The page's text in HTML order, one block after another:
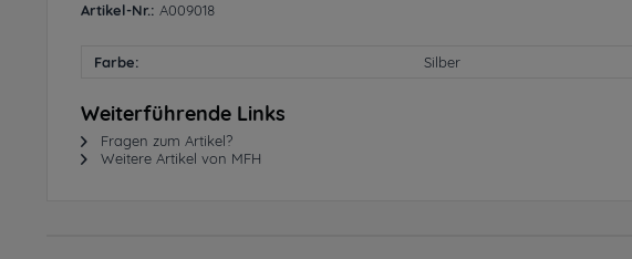
Artikel-Nr.: A009018
Farbe: Silber
Weiterführende Links
Fragen zum Artikel?
Weitere Artikel von MFH